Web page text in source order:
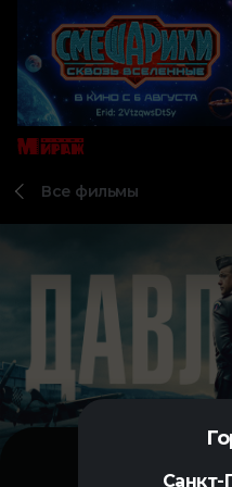
Санкт-
Все фильмы